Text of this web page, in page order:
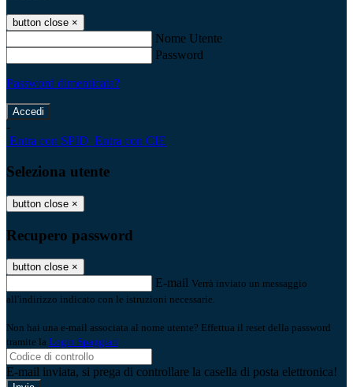
button close ×
Nome Utente
Password
Password dimenticata?
-
Entra con SPID Entra con CIE
Seleziona utente
button close ×
Recupero password
button close ×
E-mail Verrà inviato un messaggio
all'indirizzo indicato con le istruzioni necessarie.
Non hai una e-mail associata al nome utente? Effettua il reset della password
tramite la Login Spaggiari
E-mail inviata, si prega di controllare la casella di posta elettronica!